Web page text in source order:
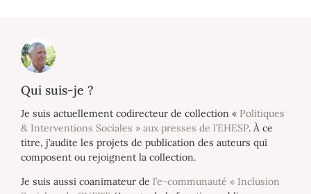
Qui suis-je ?
Je suis actuellement codirecteur de collection « Politiques
& Interventions Sociales » aux presses de l’EHESP. À ce
titre, j’audite les projets de publication des auteurs qui
composent ou rejoignent la collection.
Je suis aussi coanimateur de l’e-communauté « Inclusion